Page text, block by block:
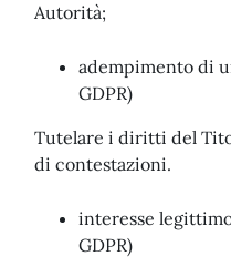
Autorità;
adempimento di
GDPR)
Tutelare i diritti del
di contestazioni.
interesse
GDPR)